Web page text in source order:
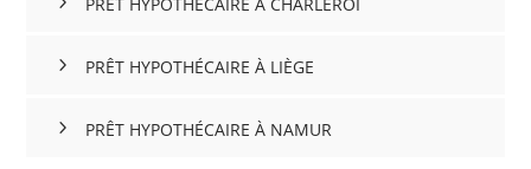
PRÊT HYPOTHÉCAIRE À LIÈGE
PRÊT HYPOTHÉCAIRE À NAMUR